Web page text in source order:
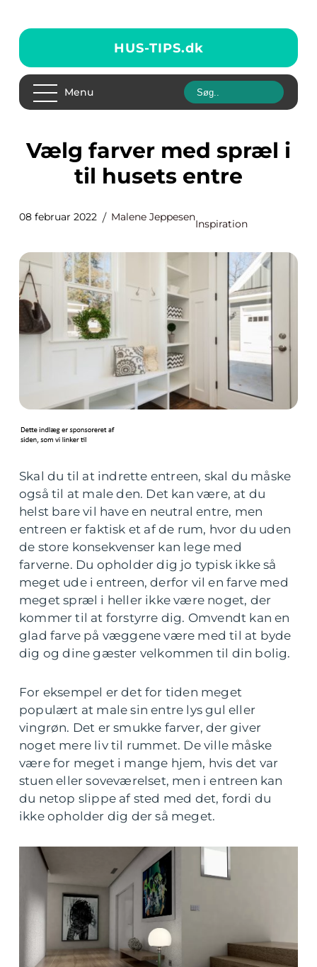
HUS-TIPS.dk
Menu
Vælg farver med spræl i
til husets entre
08 februar 2022 Malene Jeppesen
Inspiration
Skal du til at indrette entreen, skal du måske
også til at male den. Det kan være, at du
helst bare vil have en neutral entre, men
entreen er faktisk et af de rum, hvor du uden
de store konsekvenser kan lege med
farverne. Du opholder dig jo typisk ikke så
meget ude i entreen, derfor vil en farve med
meget spræl i heller ikke være noget, der
kommer til at forstyrre dig. Omvendt kan en
glad farve på væggene være med til at byde
dig og dine gæster velkommen til din bolig.
For eksempel er det for tiden meget
populært at male sin entre lys gul eller
vingrøn. Det er smukke farver, der giver
noget mere liv til rummet. De ville måske
være for meget i mange hjem, hvis det var
stuen eller soveværelset, men i entreen kan
du netop slippe af sted med det, fordi du
ikke opholder dig der så meget.